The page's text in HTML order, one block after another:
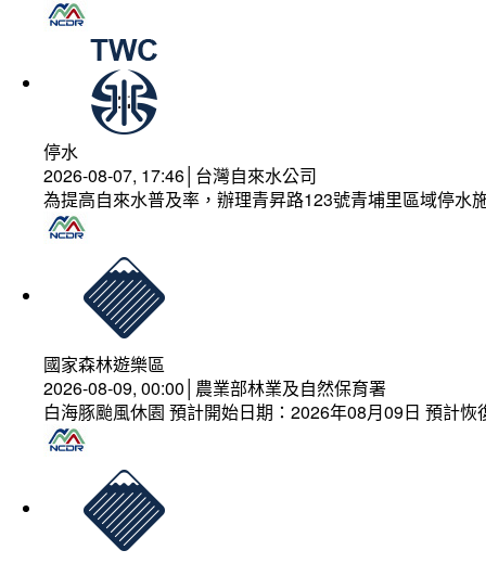
停水
2026-08-07, 17:46│台灣自來水公司
為提高自來水普及率，辦理青昇路123號青埔里區域停水
國家森林遊樂區
2026-08-09, 00:00│農業部林業及自然保育署
白海豚颱風休園 預計開始日期：2026年08月09日 預計